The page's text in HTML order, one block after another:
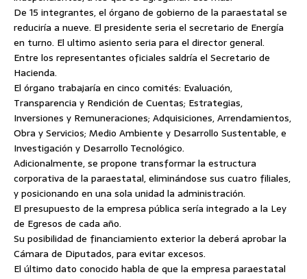
De 15 integrantes, el órgano de gobierno de la paraestatal se
reduciría a nueve. El presidente seria el secretario de Energía
en turno. El ultimo asiento seria para el director general.
Entre los representantes oficiales saldría el Secretario de
Hacienda.
El órgano trabajaría en cinco comités: Evaluación,
Transparencia y Rendición de Cuentas; Estrategias,
Inversiones y Remuneraciones; Adquisiciones, Arrendamientos,
Obra y Servicios; Medio Ambiente y Desarrollo Sustentable, e
Investigación y Desarrollo Tecnológico.
Adicionalmente, se propone transformar la estructura
corporativa de la paraestatal, eliminándose sus cuatro filiales,
y posicionando en una sola unidad la administración.
El presupuesto de la empresa pública sería integrado a la Ley
de Egresos de cada año.
Su posibilidad de financiamiento exterior la deberá aprobar la
Cámara de Diputados, para evitar excesos.
El último dato conocido habla de que la empresa paraestatal